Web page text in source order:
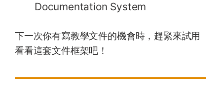
Documentation System
下一次你有寫教學文件的機會時，趕緊來試用
看看這套文件框架吧！